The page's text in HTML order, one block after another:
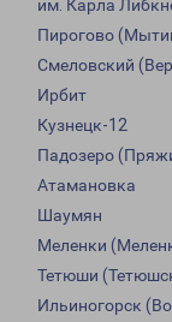
им. Карла
Пирогово
Смеловский
Ирбит
Кузнецк-12
Падозеро
Атамановка
Шаумян
Меленки
Тетюши
Ильиногорск